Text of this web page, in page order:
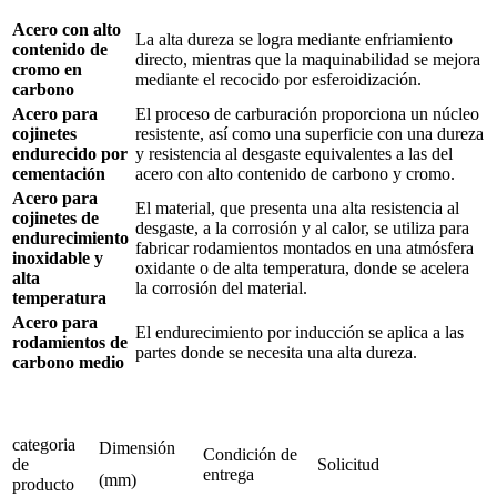
Acero con alto
contenido de
cromo en
carbono
La alta dureza se logra mediante enfriamiento
directo, mientras que la maquinabilidad se mejora
mediante el recocido por esferoidización.
Acero para
cojinetes
endurecido por
cementación
El proceso de carburación proporciona un núcleo
resistente, así como una superficie con una dureza
y resistencia al desgaste equivalentes a las del
acero con alto contenido de carbono y cromo.
Acero para
cojinetes de
endurecimiento
inoxidable y
alta
temperatura
El material, que presenta una alta resistencia al
desgaste, a la corrosión y al calor, se utiliza para
fabricar rodamientos montados en una atmósfera
oxidante o de alta temperatura, donde se acelera
la corrosión del material.
Acero para
rodamientos de
carbono medio
El endurecimiento por inducción se aplica a las
partes donde se necesita una alta dureza.
categoria
de
producto
Dimensión
Condición de
entrega
Solicitud
(mm)